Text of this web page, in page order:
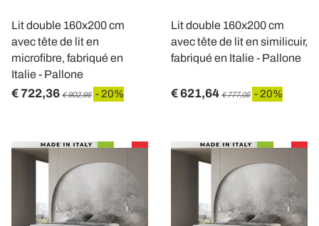
Lit double 160x200 cm
avec tête de lit en
microfibre, fabriqué en
Italie - Pallone
€ 722,36 € 902,95 - 20%
Lit double 160x200 cm
avec tête de lit en similicuir,
fabriqué en Italie - Pallone
€ 621,64 € 777,05 - 20%